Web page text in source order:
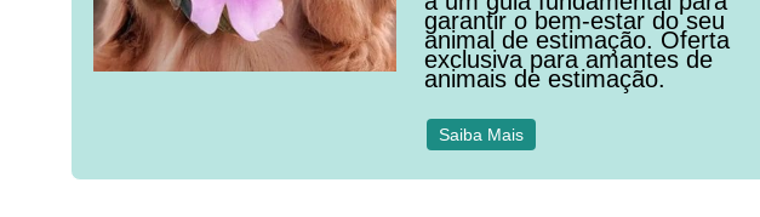
garantir o bem-estar do seu
animal de estimação. Oferta
exclusiva para amantes de
animais de estimação.
Saiba Mais